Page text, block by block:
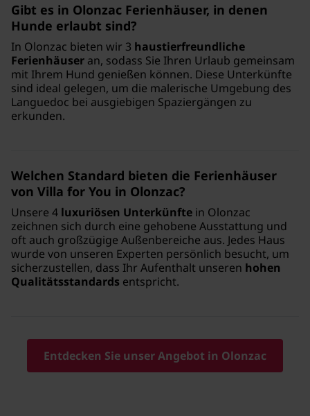
Gibt es in Olonzac Ferienhäuser, in denen
Hunde erlaubt sind?
In Olonzac bieten wir 3 haustierfreundliche
Ferienhäuser an, sodass Sie Ihren Urlaub gemeinsam
mit Ihrem Hund genießen können. Diese Unterkünfte
sind ideal gelegen, um die malerische Umgebung des
Languedoc bei ausgiebigen Spaziergängen zu
erkunden.
Welchen Standard bieten die Ferienhäuser
von Villa for You in Olonzac?
Unsere 4 luxuriösen Unterkünfte in Olonzac
zeichnen sich durch eine gehobene Ausstattung und
oft auch großzügige Außenbereiche aus. Jedes Haus
wurde von unseren Experten persönlich besucht, um
sicherzustellen, dass Ihr Aufenthalt unseren hohen
Qualitätsstandards entspricht.
Entdecken Sie unser Angebot in Olonzac